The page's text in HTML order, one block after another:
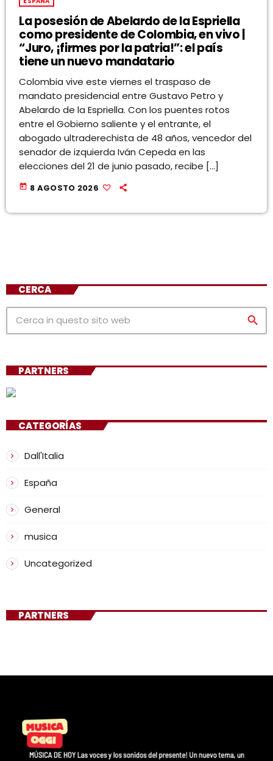
La posesión de Abelardo de la Espriella
como presidente de Colombia, en vivo |
“Juro, ¡firmes por la patria!”: el país
tiene un nuevo mandatario
Colombia vive este viernes el traspaso de
mandato presidencial entre Gustavo Petro y
Abelardo de la Espriella. Con los puentes rotos
entre el Gobierno saliente y el entrante, el
abogado ultraderechista de 48 años, vencedor del
senador de izquierda Iván Cepeda en las
elecciones del 21 de junio pasado, recibe […]
today 8 AGOSTO 2026
CERCA
search
PARTNERS
CATEGORÍAS
Dall'Italia
España
General
musica
Uncategorized
PARTNERS